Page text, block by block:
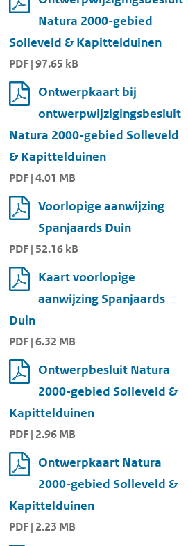
Natura 2000-gebied
Solleveld & Kapittelduinen
PDF | 97.65 kB
Ontwerpkaart bij
ontwerpwijzigingsbesluit
Natura 2000-gebied Solleveld
& Kapittelduinen
PDF | 4.01 MB
Voorlopige aanwijzing
Spanjaards Duin
PDF | 52.16 kB
Kaart voorlopige
aanwijzing Spanjaards
Duin
PDF | 6.32 MB
Ontwerpbesluit Natura
2000-gebied Solleveld &
Kapittelduinen
PDF | 2.96 MB
Ontwerpkaart Natura
2000-gebied Solleveld &
Kapittelduinen
PDF | 2.23 MB